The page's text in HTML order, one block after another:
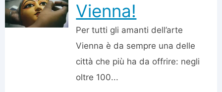
Vienna!
Per tutti gli amanti dell’arte
Vienna è da sempre una delle
città che più ha da offrire: negli
oltre 100...